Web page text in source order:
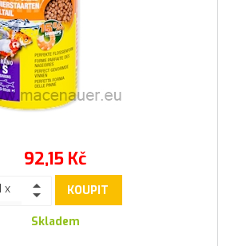
92,15 Kč
KOUPIT
Skladem